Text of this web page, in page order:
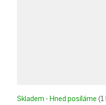
Skladem - Hned posíláme (1